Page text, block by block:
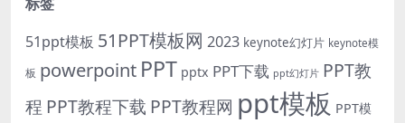
51ppt模板 51PPT模板网 2023 keynote幻灯片 keynote模
板 powerpoint PPT pptx PPT下载 ppt幻灯片 PPT教
程 PPT教程下载 PPT教程网 ppt模板 PPT模